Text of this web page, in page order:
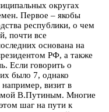
округах
Первое – якобы
республики, о чем
почти все
основана на
РФ, а также
Если говорить о
было 7, однако
визит в
В.Путиным. Многие
шаг на пути к